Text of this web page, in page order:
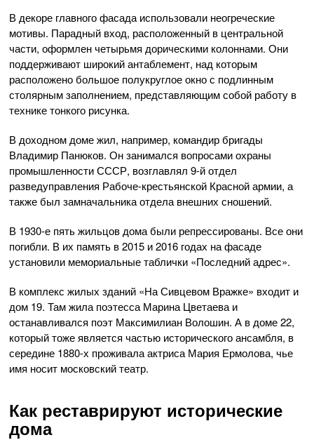
В декоре главного фасада использовали неогреческие
мотивы. Парадный вход, расположенный в центральной
части, оформлен четырьмя дорическими колоннами. Они
поддерживают широкий антаблемент, над которым
расположено большое полукруглое окно с подлинным
столярным заполнением, представляющим собой работу в
технике тонкого рисунка.
В доходном доме жил, например, командир бригады
Владимир Панюков. Он занимался вопросами охраны
промышленности СССР, возглавлял 9-й отдел
разведуправления Рабоче-крестьянской Красной армии, а
также был замначальника отдела внешних сношений.
В 1930-е пять жильцов дома были репрессированы. Все они
погибли. В их память в 2015 и 2016 годах на фасаде
установили мемориальные таблички «Последний адрес».
В комплекс жилых зданий «На Сивцевом Вражке» входит и
дом 19. Там жила поэтесса Марина Цветаева и
останавливался поэт Максимилиан Волошин. А в доме 22,
который тоже является частью исторического ансамбля, в
середине 1880-х проживала актриса Мария Ермолова, чье
имя носит московский театр.
Как реставрируют исторические
дома